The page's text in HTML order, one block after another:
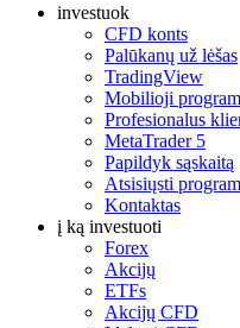
investuok
CFD konts
Palūkanų už lėšas
TradingView
Mobilioji
Profesionalus
MetaTrader 5
Papildyk sąskaitą
Atsisiųsti
Kontaktas
į ką investuoti
Forex
Akcijų
ETFs
Akcijų CFD